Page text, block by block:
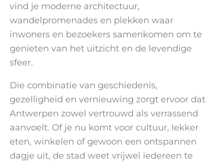
vind je moderne architectuur,
wandelpromenades en plekken waar
inwoners en bezoekers samenkomen om te
genieten van het uitzicht en de levendige
sfeer.
Die combinatie van geschiedenis,
gezelligheid en vernieuwing zorgt ervoor dat
Antwerpen zowel vertrouwd als verrassend
aanvoelt. Of je nu komt voor cultuur, lekker
eten, winkelen of gewoon een ontspannen
dagje uit, de stad weet vrijwel iedereen te